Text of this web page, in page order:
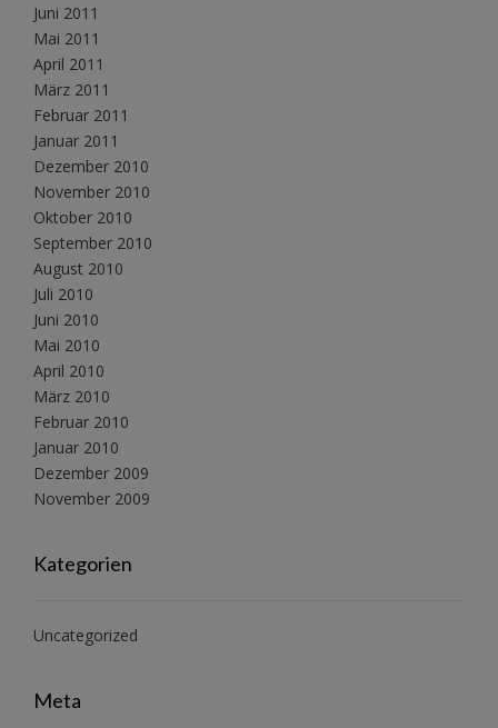
Juni 2011
Mai 2011
April 2011
März 2011
Februar 2011
Januar 2011
Dezember 2010
November 2010
Oktober 2010
September 2010
August 2010
Juli 2010
Juni 2010
Mai 2010
April 2010
März 2010
Februar 2010
Januar 2010
Dezember 2009
November 2009
Kategorien
Uncategorized
Meta